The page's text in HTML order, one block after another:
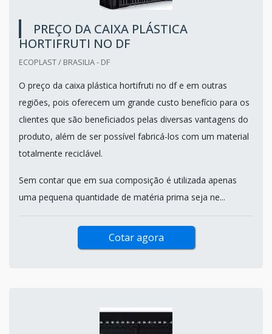
PREÇO DA CAIXA PLÁSTICA
HORTIFRUTI NO DF
ECOPLAST / BRASILIA - DF
O preço da caixa plástica hortifruti no df e em outras
regiões, pois oferecem um grande custo benefício para os
clientes que são beneficiados pelas diversas vantagens do
produto, além de ser possível fabricá-los com um material
totalmente reciclável.
Sem contar que em sua composição é utilizada apenas
uma pequena quantidade de matéria prima seja ne...
Cotar agora